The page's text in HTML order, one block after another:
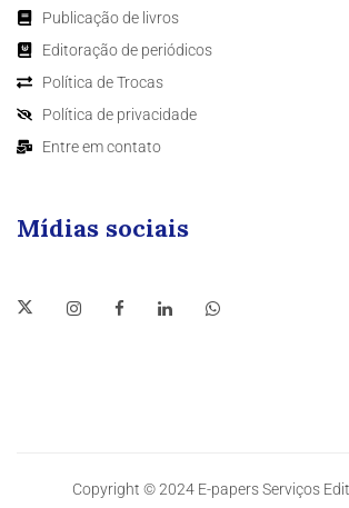
Publicação de livros
Editoração de periódicos
Política de Trocas
Política de privacidade
Entre em contato
Mídias sociais
Copyright © 2024 E-papers Serviços